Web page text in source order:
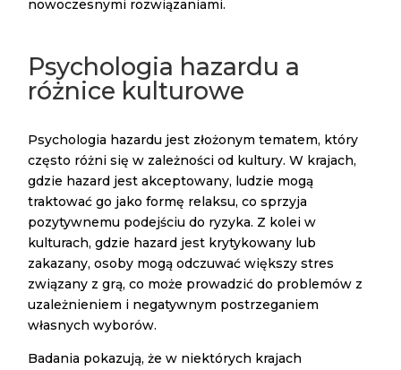
nowoczesnymi rozwiązaniami.
Psychologia hazardu a
różnice kulturowe
Psychologia hazardu jest złożonym tematem, który
często różni się w zależności od kultury. W krajach,
gdzie hazard jest akceptowany, ludzie mogą
traktować go jako formę relaksu, co sprzyja
pozytywnemu podejściu do ryzyka. Z kolei w
kulturach, gdzie hazard jest krytykowany lub
zakazany, osoby mogą odczuwać większy stres
związany z grą, co może prowadzić do problemów z
uzależnieniem i negatywnym postrzeganiem
własnych wyborów.
Badania pokazują, że w niektórych krajach